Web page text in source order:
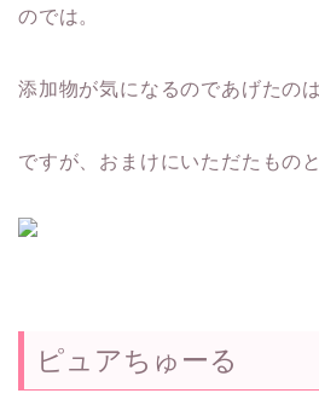
のでは。
添加物が気になるのであげたの
ですが、おまけにいただたもの
ピュアちゅーる